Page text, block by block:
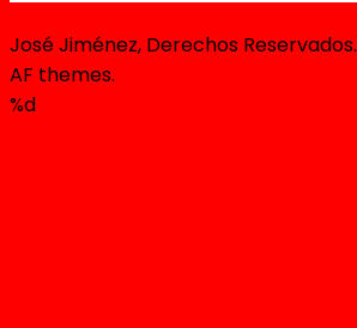
José Jiménez, Derechos Reservados.
AF themes.
%d